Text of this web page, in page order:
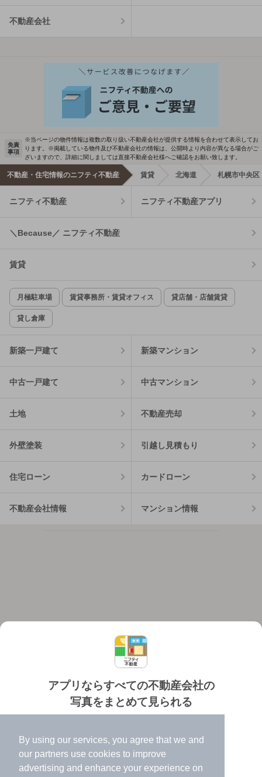
By using our services, you agree that we and
our partners use cookies to improve
advertising and enhance your experience on
不動産会社
アプリならすべての不動産会社の
写真をまとめて見られる
✔️
高速表示で似た物件も見つけやすい
✔️
便利な通知機能も充実
免責
事項
※当ページの物件情報は複数の取り扱い不動産会社が提供する情報を合わせて表示してお
ります。※掲載している物件及び不動産会社の情報は、公開時より内容が異なる場合がご
ざいますので、詳細に関しましては直接不動産会社様へご確認をお願い致します。
不動産・住宅情報のニフティ不動産 賃貸 北海道 札幌市中央区
ニフティ不動産 ニフティ不動産アプリ
＼Because／ ニフティ不動産
賃貸
月極駐車場 賃貸事務所・賃貸オフィス 貸店舗・店舗賃貸
貸し倉庫
新築一戸建て 新築マンション
中古一戸建て 中古マンション
土地 不動産売却
外壁塗装 引越し見積もり
住宅ローン カードローン
不動産会社情報 マンション情報
個人情報保護ポリシー 利用規約